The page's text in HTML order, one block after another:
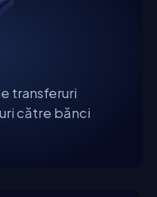
transferuri
către bănci